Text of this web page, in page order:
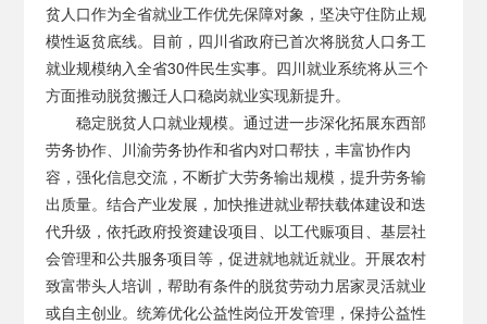
贫人口作为全省就业工作优先保障对象，坚决守住防止规
模性返贫底线。目前，四川省政府已首次将脱贫人口务工
就业规模纳入全省30件民生实事。四川就业系统将从三个
方面推动脱贫搬迁人口稳岗就业实现新提升。
稳定脱贫人口就业规模。通过进一步深化拓展东西部
劳务协作、川渝劳务协作和省内对口帮扶，丰富协作内
容，强化信息交流，不断扩大劳务输出规模，提升劳务输
出质量。结合产业发展，加快推进就业帮扶载体建设和迭
代升级，依托政府投资建设项目、以工代赈项目、基层社
会管理和公共服务项目等，促进就地就近就业。开展农村
致富带头人培训，帮助有条件的脱贫劳动力居家灵活就业
或自主创业。统筹优化公益性岗位开发管理，保持公益性